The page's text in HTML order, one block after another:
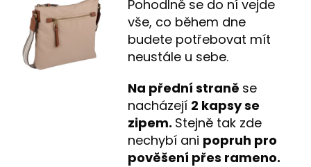
Pohodlně se do ní vejde
vše, co během dne
budete potřebovat mít
neustále u sebe.
Na přední straně se
nacházejí 2 kapsy se
zipem. Stejně tak zde
nechybí ani popruh pro
pověšení přes rameno.